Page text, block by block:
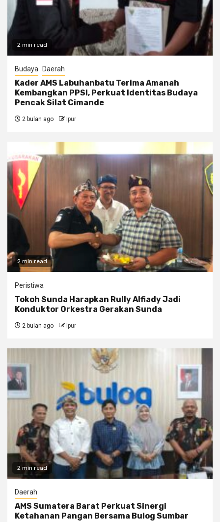
2 min read
Budaya Daerah
Kader AMS Labuhanbatu Terima Amanah
Kembangkan PPSI, Perkuat Identitas Budaya
Pencak Silat Cimande
2 bulan ago Ipur
2 min read
Peristiwa
Tokoh Sunda Harapkan Rully Alfiady Jadi
Konduktor Orkestra Gerakan Sunda
2 bulan ago Ipur
2 min read
Daerah
AMS Sumatera Barat Perkuat Sinergi
Ketahanan Pangan Bersama Bulog Sumbar